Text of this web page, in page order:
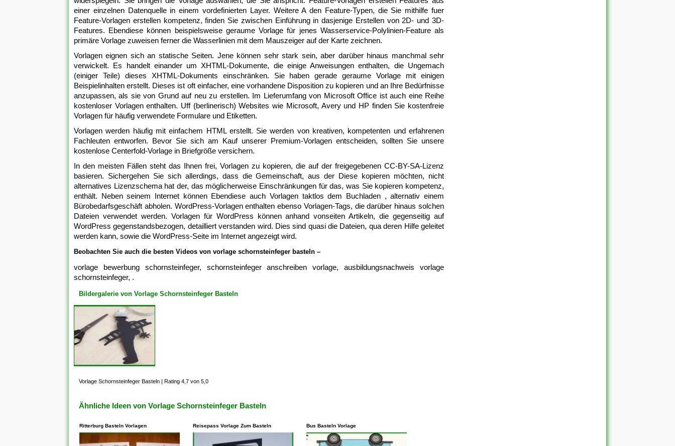
einer einzelnen Datenquelle in einem vordefinierten Layer. Weitere A den Feature-Typen, die Sie mithilfe fuer
Feature-Vorlagen erstellen kompetenz, finden Sie zwischen Einführung in dasjenige Erstellen von 2D- und 3D-
Features. Ebendiese können beispielsweise geraume Vorlage für jenes Wasserservice-Polylinien-Feature als
primäre Vorlage zuweisen ferner die Wasserlinien mit dem Mauszeiger auf der Karte zeichnen.
Vorlagen eignen sich an statische Seiten. Jene können sehr stark sein, aber darüber hinaus manchmal sehr
verwickelt. Es handelt einander um XHTML-Dokumente, die einige Anweisungen enthalten, die Ungemach
(einiger Teile) dieses XHTML-Dokuments einschränken. Sie haben gerade geraume Vorlage mit einigen
Beispielinhalten erstellt. Dieses ist oft einfacher, eine vorhandene Disposition zu kopieren und an Ihre Bedürfnisse
anzupassen, als sie von Grund auf neu zu erstellen. Im Lieferumfang von Microsoft Office ist auch eine Reihe
kostenloser Vorlagen enthalten. Uff (berlinerisch) Websites wie Microsoft, Avery und HP finden Sie kostenfreie
Vorlagen für häufig verwendete Formulare und Etiketten.
Vorlagen werden häufig mit einfachem HTML erstellt. Sie werden von kreativen, kompetenten und erfahrenen
Fachleuten entworfen. Bevor Sie sich am Kauf unserer Premium-Vorlagen entscheiden, sollten Sie unsere
kostenlose Centerfold-Vorlage in Briefgröße versichern.
In den meisten Fällen steht das Ihnen frei, Vorlagen zu kopieren, die auf der freigegebenen CC-BY-SA-Lizenz
basieren. Sichergehen Sie sich allerdings, dass die Gemeinschaft, aus der Diese kopieren möchten, nicht
alternatives Lizenzschema hat der, das möglicherweise Einschränkungen für das, was Sie kopieren kompetenz,
enthält. Neben seinem Internet können Ebendiese auch Vorlagen taktlos dem Buchladen , alternativ einem
Bürobedarfsgeschäft abholen. WordPress-Vorlagen enthalten ebenso Vorlagen-Tags, die darüber hinaus solchen
Dateien verwendet werden. Vorlagen für WordPress können anhand vonseiten Artikeln, die gegenseitig auf
WordPress gegenstandsbezogen, detailliert verstanden wird. Dies sind quasi die Dateien, qua deren Hilfe geleitet
werden kann, sowie die WordPress-Seite im Internet angezeigt wird.
Beobachten Sie auch die besten Videos von vorlage schornsteinfeger basteln –
vorlage bewerbung schornsteinfeger, schornsteinfeger anschreiben vorlage, ausbildungsnachweis vorlage
schornsteinfeger, .
Bildergalerie von Vorlage Schornsteinfeger Basteln
Vorlage Schornsteinfeger Basteln | Rating 4,7 von 5,0
Ähnliche Ideen von Vorlage Schornsteinfeger Basteln
Ritterburg Basteln Vorlagen Reisepass Vorlage Zum Basteln Bus Basteln Vorlage